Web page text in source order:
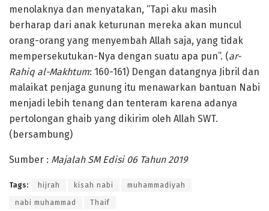
menolaknya dan menyatakan, “Tapi aku masih
berharap dari anak keturunan mereka akan muncul
orang-orang yang menyembah Allah saja, yang tidak
mempersekutukan-Nya dengan suatu apa pun”. (ar-
Rahiq al-Makhtum: 160-161) Dengan datangnya Jibril dan
malaikat penjaga gunung itu menawarkan bantuan Nabi
menjadi lebih tenang dan tenteram karena adanya
pertolongan ghaib yang dikirim oleh Allah SWT.
(bersambung)
Sumber : Majalah SM Edisi 06 Tahun 2019
Tags: hijrah kisah nabi muhammadiyah
nabi muhammad Thaif